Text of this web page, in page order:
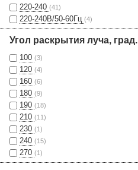
220-240 (41)
220-240В/50-60Гц (4)
Угол раскрытия луча, град.
100 (3)
120 (4)
160 (6)
180 (9)
190 (18)
210 (11)
230 (1)
240 (15)
270 (1)